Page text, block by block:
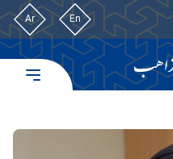
En
Ar